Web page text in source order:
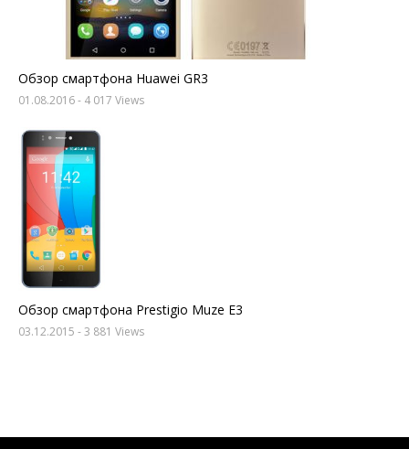
Обзор смартфона Huawei GR3
01.08.2016- 4 017 Views
Обзор смартфона Prestigio Muze E3
03.12.2015 - 3 881 Views